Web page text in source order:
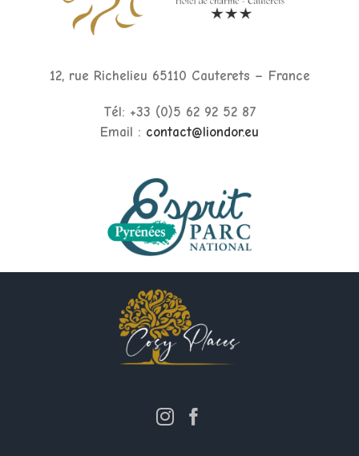
12, rue Richelieu 65110 Cauterets – France
Tél: +33 (0)5 62 92 52 87
Email : contact@liondor.eu